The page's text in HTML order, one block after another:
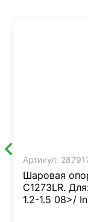
Артикул:
Шаровая
C1273LR.
1.2-1.5 08>/